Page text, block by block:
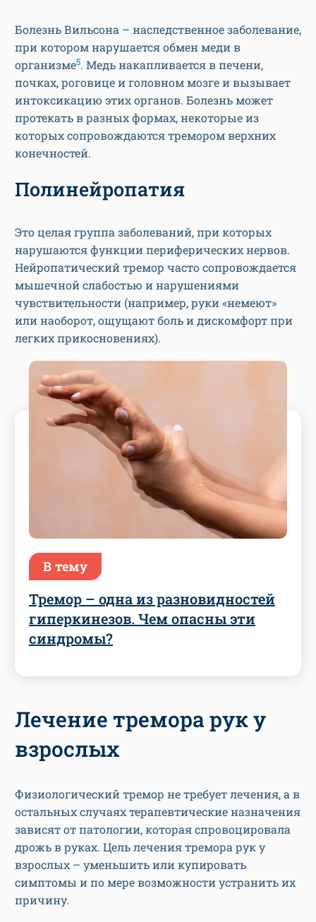
Болезнь Вильсона – наследственное заболевание,
при котором нарушается обмен меди в
организме5. Медь накапливается в печени,
почках, роговице и головном мозге и вызывает
интоксикацию этих органов. Болезнь может
протекать в разных формах, некоторые из
которых сопровождаются тремором верхних
конечностей.
Полинейропатия
Это целая группа заболеваний, при которых
нарушаются функции периферических нервов.
Нейропатический тремор часто сопровождается
мышечной слабостью и нарушениями
чувствительности (например, руки «немеют»
или наоборот, ощущают боль и дискомфорт при
легких прикосновениях).
В тему
Тремор – одна из разновидностей
гиперкинезов. Чем опасны эти
синдромы?
Лечение тремора рук у
взрослых
Физиологический тремор не требует лечения, а в
остальных случаях терапевтические назначения
зависят от патологии, которая спровоцировала
дрожь в руках. Цель лечения тремора рук у
взрослых – уменьшить или купировать
симптомы и по мере возможности устранить их
причину.